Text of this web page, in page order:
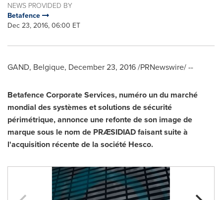
NEWS PROVIDED BY
Betafence
Dec 23, 2016, 06:00 ET
GAND, Belgique, December 23, 2016/PRNewswire/ --
BetafenceCorporate Services, numéro un du marché
mondial des systèmes et solutions de sécurité
périmétrique, annonce une refontedeson imagede
marque sous le nom de PRÆSIDIADfaisantsuite à
l'acquisition récente de la société Hesco.